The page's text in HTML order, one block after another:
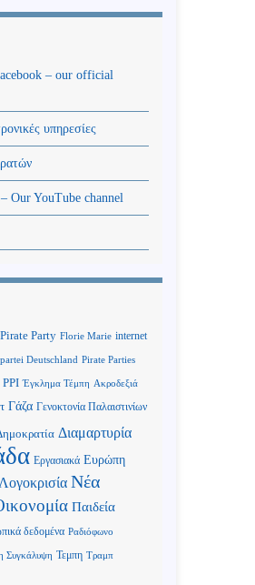
– our official
υπηρεσίες
Our YouTube channel
Party Florie Marie internet
Deutschland Pirate Parties
PPI Έγκλημα Τέμπη Ακροδεξιά
Γάζα Γενοκτονία Παλαιστινίων
Διαμαρτυρία
Εργασιακά Ευρώπη
Νέα
Παιδεία
δεδομένα Ραδιόφωνο
Συγκάλυψη Τεμπη Τραμπ